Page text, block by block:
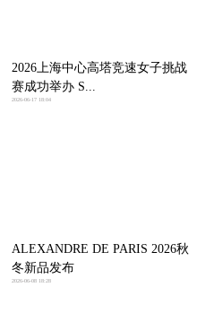
2026上海中心高塔竞速女子挑战
赛成功举办 S...
2026-06-17 18:04
ALEXANDRE DE PARIS 2026秋
冬新品发布
2026-06-08 18:28